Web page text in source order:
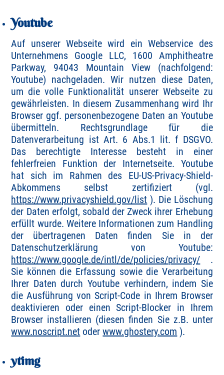
Youtube
Auf unserer Webseite wird ein Webservice des
Unternehmens Google LLC, 1600 Amphitheatre
Parkway, 94043 Mountain View (nachfolgend:
Youtube) nachgeladen. Wir nutzen diese Daten,
um die volle Funktionalität unserer Webseite zu
gewährleisten. In diesem Zusammenhang wird Ihr
Browser ggf. personenbezogene Daten an Youtube
übermitteln. Rechtsgrundlage für die
Datenverarbeitung ist Art. 6 Abs.1 lit. f DSGVO.
Das berechtigte Interesse besteht in einer
fehlerfreien Funktion der Internetseite. Youtube
hat sich im Rahmen des EU-US-Privacy-Shield-
Abkommens selbst zertifiziert (vgl.
https://www.privacyshield.gov/list ). Die Löschung
der Daten erfolgt, sobald der Zweck ihrer Erhebung
erfüllt wurde. Weitere Informationen zum Handling
der übertragenen Daten finden Sie in der
Datenschutzerklärung von Youtube:
https://www.google.de/intl/de/policies/privacy/ .
Sie können die Erfassung sowie die Verarbeitung
Ihrer Daten durch Youtube verhindern, indem Sie
die Ausführung von Script-Code in Ihrem Browser
deaktivieren oder einen Script-Blocker in Ihrem
Browser installieren (diesen finden Sie z.B. unter
www.noscript.net oderwww.ghostery.com ).
ytimg